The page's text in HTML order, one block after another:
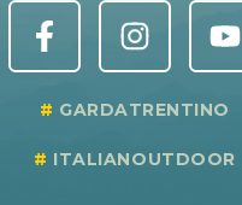
GARDATRENTINO
ITALIANOUTDOOR